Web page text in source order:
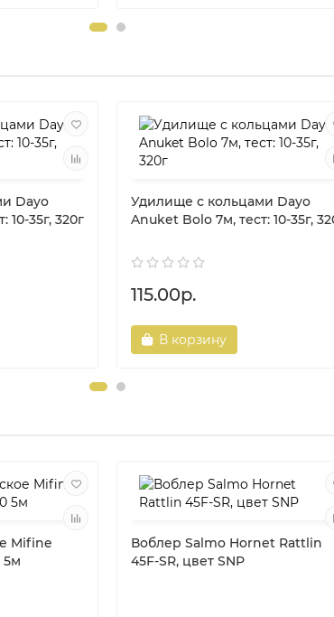
Dayo
10-35г, 320г
Удилище с кольцами Dayo
Anuket Bolo 7м, тест: 10-35г,
115.00р.
В корзину
Mifine
5м
Воблер Salmo Hornet Rattlin
45F-SR, цвет SNP